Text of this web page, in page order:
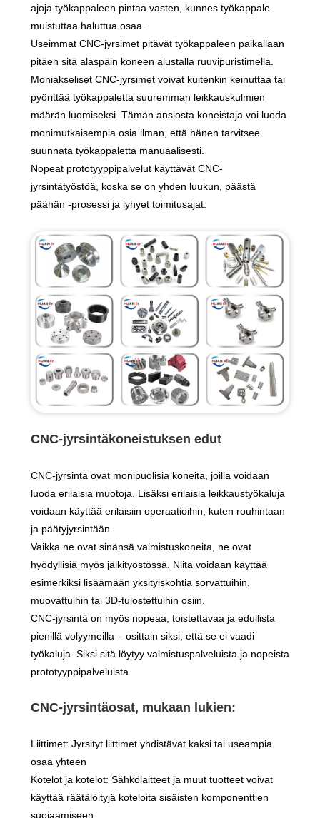
ajoja työkappaleen pintaa vasten, kunnes työkappale
muistuttaa haluttua osaa.
Useimmat CNC-jyrsimet pitävät työkappaleen paikallaan
pitäen sitä alaspäin koneen alustalla ruuvipuristimella.
Moniakseliset CNC-jyrsimet voivat kuitenkin keinuttaa tai
pyörittää työkappaletta suuremman leikkauskulmien
määrän luomiseksi. Tämän ansiosta koneistaja voi luoda
monimutkaisempia osia ilman, että hänen tarvitsee
suunnata työkappaletta manuaalisesti.
Nopeat prototyyppipalvelut käyttävät CNC-
jyrsintätyöstöä, koska se on yhden luukun, päästä
päähän -prosessi ja lyhyet toimitusajat.
CNC-jyrsintäkoneistuksen edut
CNC-jyrsintä ovat monipuolisia koneita, joilla voidaan
luoda erilaisia ​​muotoja. Lisäksi erilaisia ​​leikkaustyökaluja
voidaan käyttää erilaisiin operaatioihin, kuten rouhintaan
ja päätyjyrsintään.
Vaikka ne ovat sinänsä valmistuskoneita, ne ovat
hyödyllisiä myös jälkityöstössä. Niitä voidaan käyttää
esimerkiksi lisäämään yksityiskohtia sorvattuihin,
muovattuihin tai 3D-tulostettuihin osiin.
CNC-jyrsintä on myös nopeaa, toistettavaa ja edullista
pienillä volyymeilla – osittain siksi, että se ei vaadi
työkaluja. Siksi sitä löytyy valmistuspalveluista ja nopeista
prototyyppipalveluista.
CNC-jyrsintäosat, mukaan lukien:
Liittimet: Jyrsityt liittimet yhdistävät kaksi tai useampia
osaa yhteen
Kotelot ja kotelot: Sähkölaitteet ja muut tuotteet voivat
käyttää räätälöityjä koteloita sisäisten komponenttien
suojaamiseen